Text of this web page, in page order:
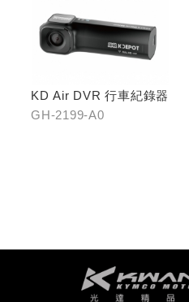
KD Air DVR 行車紀錄器
GH-2199-A0